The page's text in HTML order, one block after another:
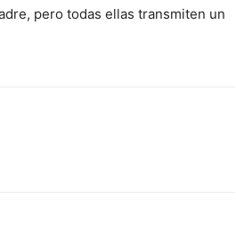
pero todas ellas transmiten un